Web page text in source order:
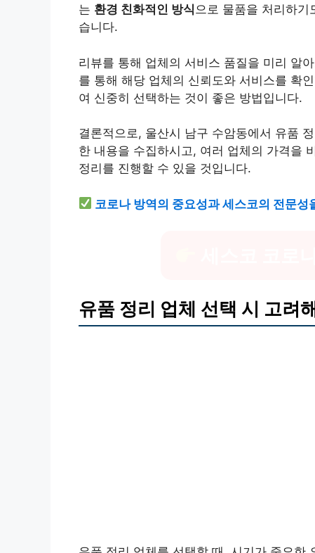
는 환경 친화적인 방식으로 물품을 처리하기
습니다.
리뷰를 통해 업체의 서비스 품질을 미리 알
를 통해 해당 업체의 신뢰도와 서비스를 확
여 신중히 선택하는 것이 좋은 방법입니다.
결론적으로, 울산시 남구 수암동에서 유품
한 내용을 수집하시고, 여러 업체의 가격을
정리를 진행할 수 있을 것입니다.
코로나 방역의 중요성과 세스코의 전문성
유품 정리 업체 선택 시 고려